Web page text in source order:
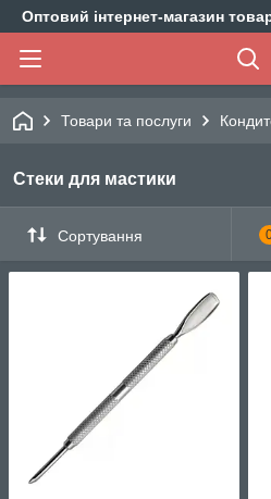
Оптовий інтернет-магазин
Товари та послуги
Стеки для мастики
Сортування